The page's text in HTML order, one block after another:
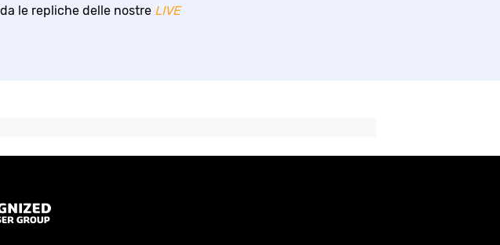
le repliche delle nostre LIVE